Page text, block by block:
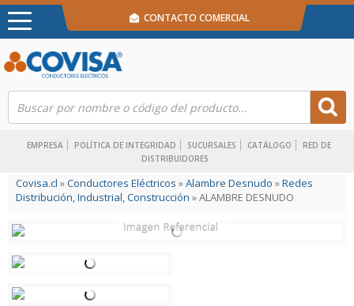
EMPRESA POLÍTICA DE INTEGRIDAD SUCURSALES CATÁLOGO
RED DE
DISTRIBUIDORES
CONTACTO COMERCIAL
Covisa.cl »Conductores Eléctricos »Alambre Desnudo »Redes
Distribución, Industrial, Construcción » ALAMBRE DESNUDO